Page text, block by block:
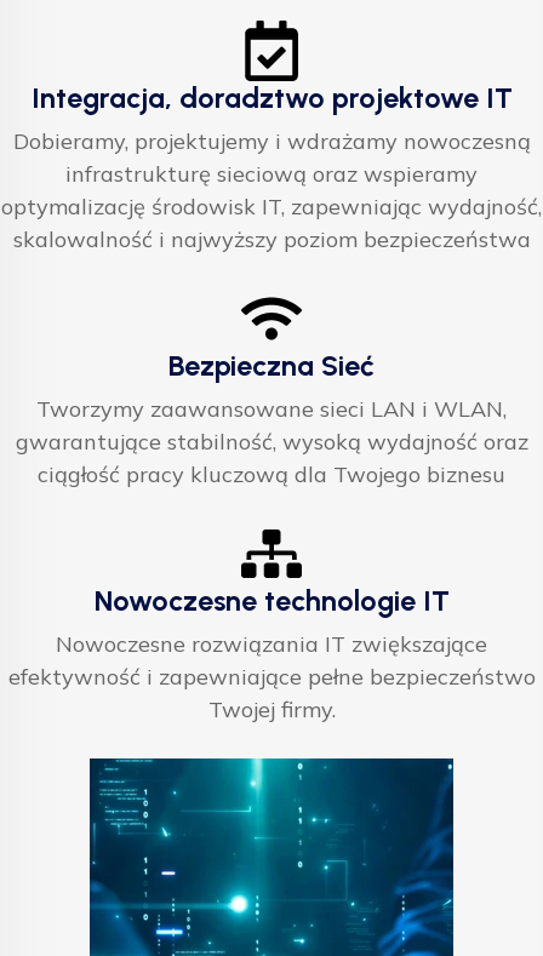
Integracja, doradztwo projektowe IT
Dobieramy, projektujemy i wdrażamy nowoczesną
infrastrukturę sieciową oraz wspieramy
optymalizację środowisk IT, zapewniając wydajność,
skalowalność i najwyższy poziom bezpieczeństwa
Bezpieczna Sieć
Tworzymy zaawansowane sieci LAN i WLAN,
gwarantujące stabilność, wysoką wydajność oraz
ciągłość pracy kluczową dla Twojego biznesu
Nowoczesne technologie IT
Nowoczesne rozwiązania IT zwiększające
efektywność i zapewniające pełne bezpieczeństwo
Twojej firmy.